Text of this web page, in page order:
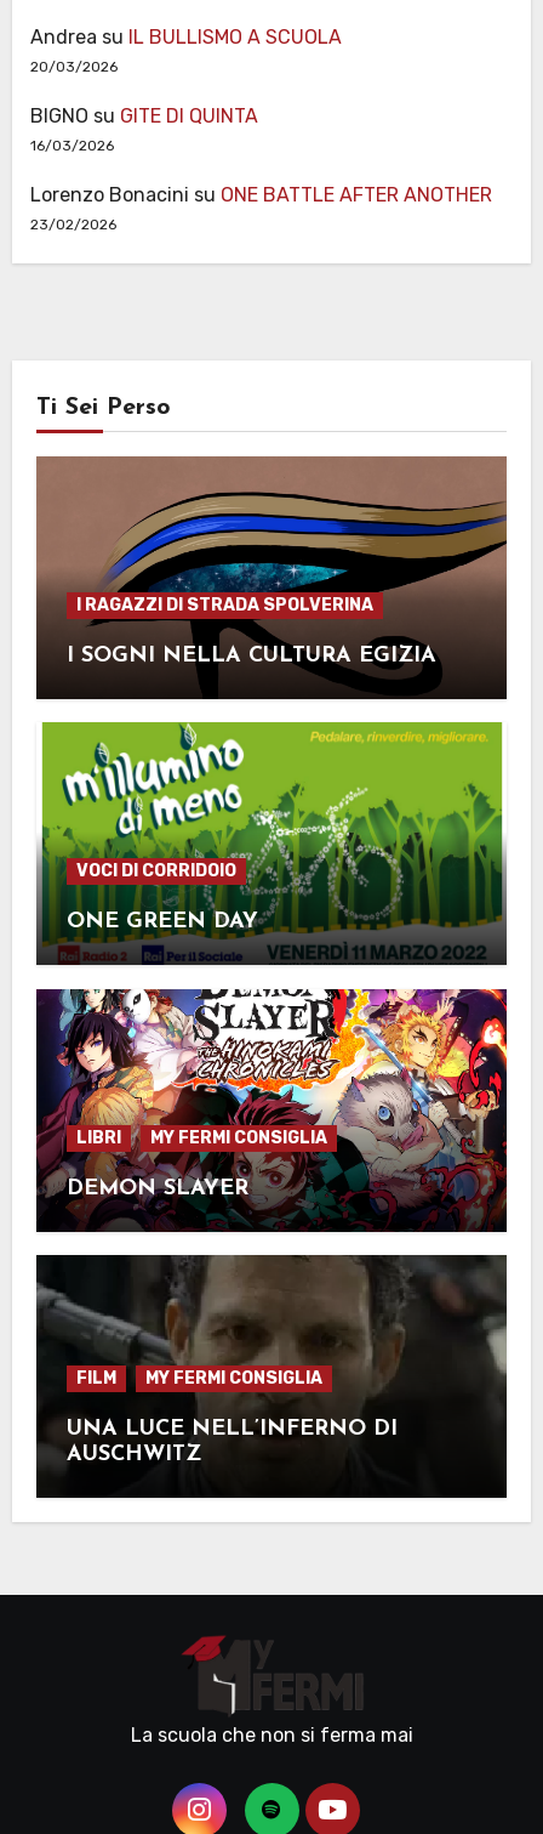
Andrea su IL BULLISMO A SCUOLA
20/03/2026
BIGNO su GITE DI QUINTA
16/03/2026
Lorenzo Bonacini su ONE BATTLE AFTER ANOTHER
23/02/2026
Ti Sei Perso
I RAGAZZI DI STRADA SPOLVERINA
I SOGNI NELLA CULTURA EGIZIA
VOCI DI CORRIDOIO
ONE GREEN DAY
LIBRI MY FERMI CONSIGLIA
DEMON SLAYER
FILM MY FERMI CONSIGLIA
UNA LUCE NELL’INFERNO DI
AUSCHWITZ
La scuola che non si ferma mai